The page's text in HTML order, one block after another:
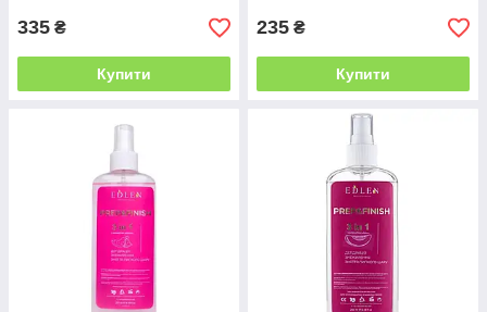
335 ₴
Купити
235 ₴
Купити